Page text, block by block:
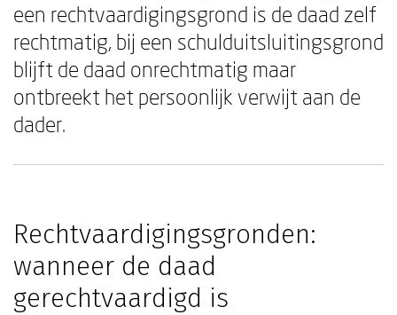
een rechtvaardigingsgrond is de daad zelf
rechtmatig, bij een schulduitsluitingsgrond
blijft de daad onrechtmatig maar
ontbreekt het persoonlijk verwijt aan de
dader.
Rechtvaardigingsgronden:
wanneer de daad
gerechtvaardigd is